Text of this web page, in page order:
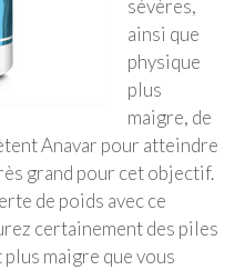
sévères,
ainsi que
physique
plus
maigre, de
Anavar pour atteindre
grand pour cet objectif.
de poids avec ce
certainement des piles
maigre que vous